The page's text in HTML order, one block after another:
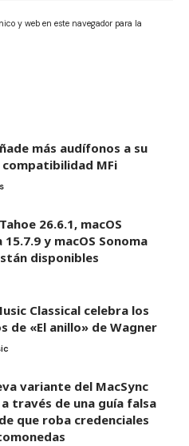
y web en este navegador para la
más audífonos a su
MFi
26.6.1, macOS
15.7.9 y macOS Sonoma
disponibles
Classical celebra los
de «El anillo» de Wagner
variante del MacSync
través de una guía falsa
que roba credenciales